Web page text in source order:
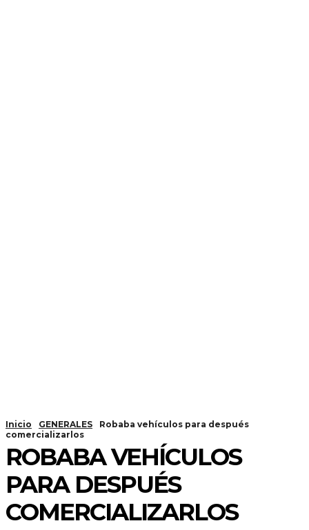
Inicio GENERALES
Robaba vehículos para después
comercializarlos
ROBABA VEHÍCULOS
PARA DESPUÉS
COMERCIALIZARLOS